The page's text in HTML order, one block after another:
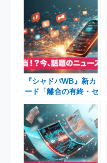
『シャドバWB』新カ
ード「離合の有終・セ
命の弾丸・バニー＆バ
ロン」と第8弾「クロ
ニクル・オブ・デステ
ィニー」最新情報